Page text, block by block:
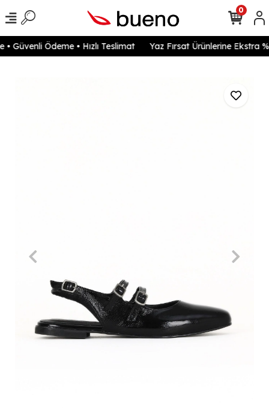
Güvenli Ödeme • Hızlı Teslimat Yaz Fırsat Ürünlerine Ekstra
0